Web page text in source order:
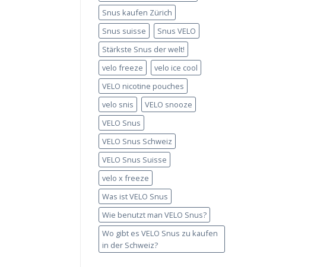
Snus kaufen Zürich
Snus suisse
Snus VELO
Stärkste Snus der welt!
velo freeze
velo ice cool
VELO nicotine pouches
velo snis
VELO snooze
VELO Snus
VELO Snus Schweiz
VELO Snus Suisse
velo x freeze
Was ist VELO Snus
Wie benutzt man VELO Snus?
Wo gibt es VELO Snus zu kaufen
in der Schweiz?